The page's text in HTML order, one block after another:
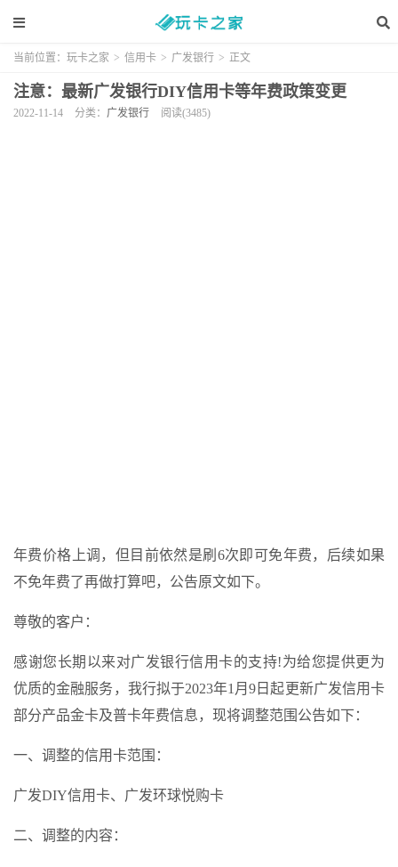
当前位置： 玩卡之家 > 信用卡 > 广发银行 > 正文
注意：最新广发银行DIY信用卡等年费政策变更
2022-11-14 分类： 广发银行 阅读(3485)
年费价格上调，但目前依然是刷6次即可免年费，后续如果
不免年费了再做打算吧，公告原文如下。
尊敬的客户：
感谢您长期以来对广发银行信用卡的支持!为给您提供更为
优质的金融服务，我行拟于2023年1月9日起更新广发信用卡
部分产品金卡及普卡年费信息，现将调整范围公告如下：
一、调整的信用卡范围：
广发DIY信用卡、广发环球悦购卡
二、调整的内容：